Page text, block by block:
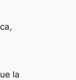
la